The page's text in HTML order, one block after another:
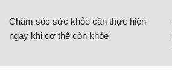
Chăm sóc sức khỏe cần thực hiện
ngay khi cơ thể còn khỏe